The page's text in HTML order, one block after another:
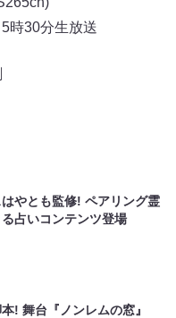
時30分生放送
やとも監修! ペアリング霊
占いコンテンツ登場
! 舞台『ノンレムの窓』